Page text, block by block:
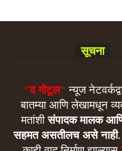
सूचना
"द गोटूल" न्यूज
बातम्या आणि लेखामधून
मतांशीसंपादक मालक
सहमत असतीलच असे नाही